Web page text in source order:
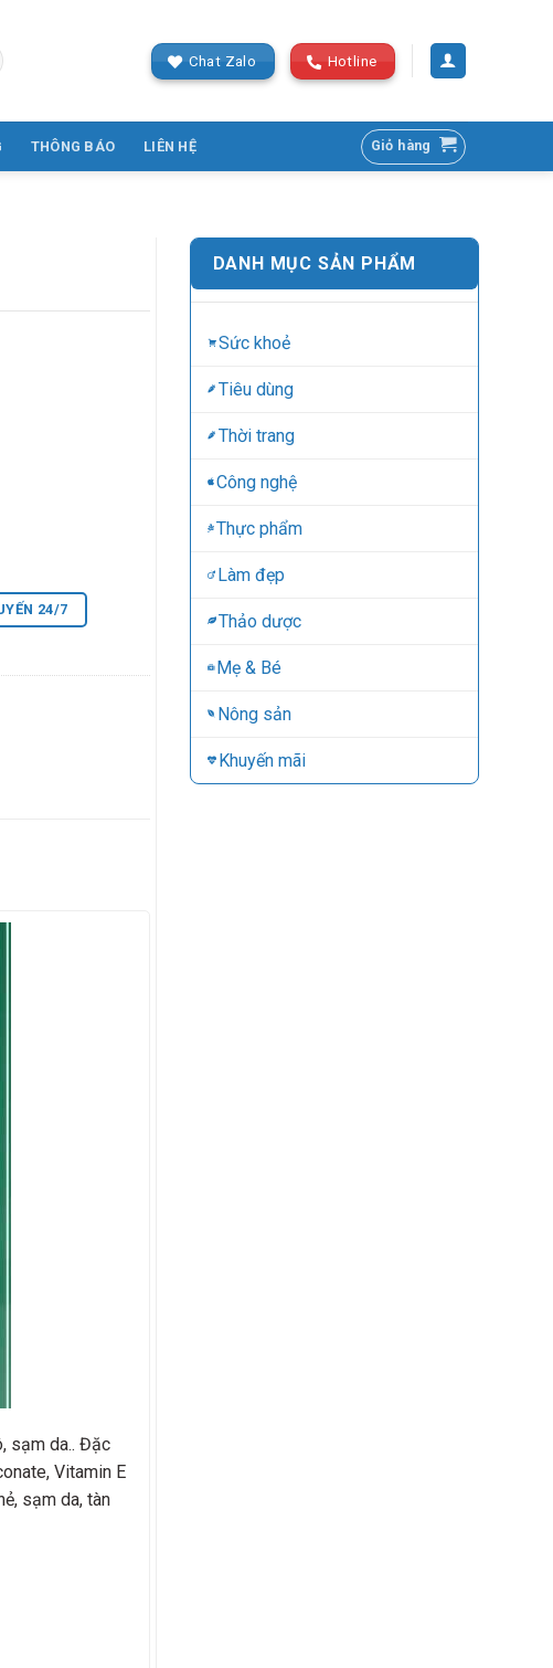
Chat Zalo Hotline
THÔNG BÁO LIÊN HỆ Giỏ hàng
DANH MỤC SẢN PHẨM
Sức khoẻ
Tiêu dùng
Thời trang
Công nghệ
Thực phẩm
Làm đẹp
Thảo dược
Mẹ & Bé
Nông sản
Khuyến mãi
24/7
sạm da.. Đặc
Vitamin E
sạm da, tàn